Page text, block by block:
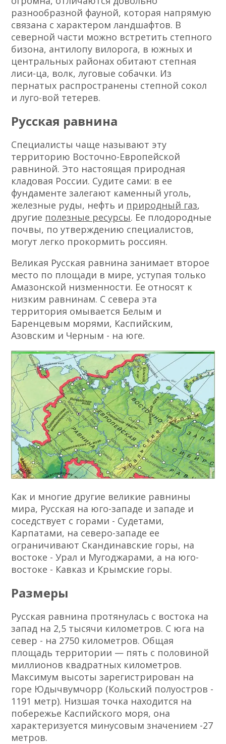
разнообразной фауной, которая напрямую
связана с характером ландшафтов. В
северной части можно встретить степного
бизона, антилопу вилорога, в южных и
центральных районах обитают степная
лиси-ца, волк, луговые собачки. Из
пернатых распространены степной сокол
и луго-вой тетерев.
Русская равнина
Специалисты чаще называют эту
территорию Восточно-Европейской
равниной. Это настоящая природная
кладовая России. Судите сами: в ее
фундаменте залегают каменный уголь,
железные руды, нефть и природный газ,
другие полезные ресурсы. Ее плодородные
почвы, по утверждению специалистов,
могут легко прокормить россиян.
Великая Русская равнина занимает второе
место по площади в мире, уступая только
Амазонской низменности. Ее относят к
низким равнинам. С севера эта
территория омывается Белым и
Баренцевым морями, Каспийским,
Азовским и Черным - на юге.
Как и многие другие великие равнины
мира, Русская на юго-западе и западе и
соседствует с горами - Судетами,
Карпатами, на северо-западе ее
ограничивают Скандинавские горы, на
востоке - Урал и Мугоджарами, а на юго-
востоке - Кавказ и Крымские горы.
Размеры
Русская равнина протянулась с востока на
запад на 2,5 тысячи километров. С юга на
север - на 2750 километров. Общая
площадь территории — пять с половиной
миллионов квадратных километров.
Максимум высоты зарегистрирован на
горе Юдычвумчорр (Кольский полуостров -
1191 метр). Низшая точка находится на
побережье Каспийского моря, она
характеризуется минусовым значением -27
метров.